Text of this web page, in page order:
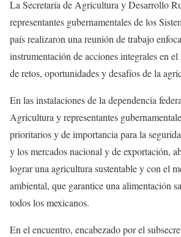
La Secretaría de Agricultura y Desarrollo
representantes gubernamentales de los
país realizaron una reunión de trabajo
instrumentación de acciones integrales en
de retos, oportunidades y desafíos de la
En las instalaciones de la dependencia
Agricultura y representantes
prioritarios y de importancia para la
y los mercados nacional y de exportación,
lograr una agricultura sustentable y con el
ambiental, que garantice una alimentación
todos los mexicanos.
En el encuentro, encabezado por el